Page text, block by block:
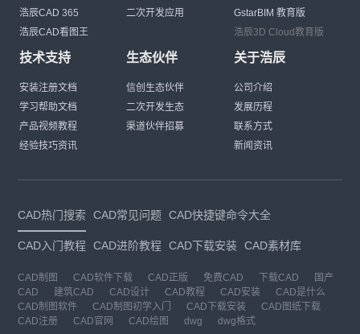
浩辰CAD 365
浩辰CAD看图王
二次开发应用
GstarBIM 教育版
浩辰3D Cloud教育版
技术支持
安装注册文档
学习帮助文档
产品视频教程
经验技巧资讯
生态伙伴
信创生态伙伴
二次开发生态
渠道伙伴招募
关于浩辰
公司介绍
发展历程
联系方式
新闻资讯
CAD热门搜索 CAD常见问题 CAD快捷键命令大全
CAD入门教程 CAD进阶教程 CAD下载安装 CAD素材库
CAD制图 CAD软件下载 CAD正版 免费CAD 下载CAD
国产
CAD
建筑CAD CAD设计 CAD教程 CAD安装
CAD是什么
CAD制图软件
CAD制图初学入门 CAD下载安装
CAD图纸下载
CAD注册
CAD官网 CAD绘图 dwg dwg格式